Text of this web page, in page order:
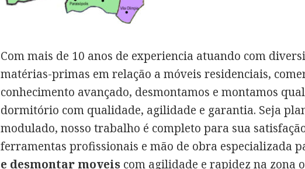
Com mais de 10 anos de experiencia atuando com
matérias-primas em relação a móveis residenciais,
conhecimento avançado, desmontamos e montamos
dormitório com qualidade, agilidade e garantia. Seja
modulado, nosso trabalho é completo para sua
ferramentas profissionais e mão de obra especializada
e desmontar moveis com agilidade e rapidez na zona